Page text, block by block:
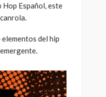
Español, este
del hip